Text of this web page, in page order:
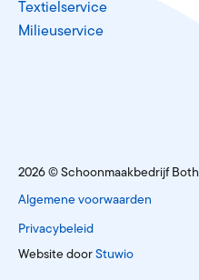
Textielservice
Milieuservice
2026 © Schoonmaakbedrijf Both
Algemene voorwaarden
Privacybeleid
Website door Stuwio